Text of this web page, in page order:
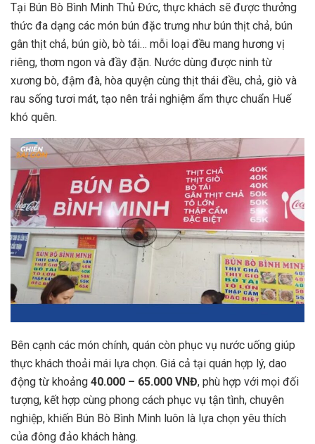
Tại Bún Bò Bình Minh Thủ Đức, thực khách sẽ được thưởng
thức đa dạng các món bún đặc trưng như bún thịt chả, bún
gân thịt chả, bún giò, bò tái… mỗi loại đều mang hương vị
riêng, thơm ngon và đầy đặn. Nước dùng được ninh từ
xương bò, đậm đà, hòa quyện cùng thịt thái đều, chả, giò và
rau sống tươi mát, tạo nên trải nghiệm ẩm thực chuẩn Huế
khó quên.
Bên cạnh các món chính, quán còn phục vụ nước uống giúp
thực khách thoải mái lựa chọn. Giá cả tại quán hợp lý, dao
động từ khoảng 40.000 – 65.000 VNĐ, phù hợp với mọi đối
tượng, kết hợp cùng phong cách phục vụ tận tình, chuyên
nghiệp, khiến Bún Bò Bình Minh luôn là lựa chọn yêu thích
của đông đảo khách hàng.